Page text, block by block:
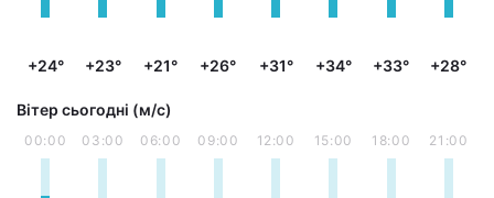
+24° +23° +21° +26° +31° +34° +33° +28°
Вітер сьогодні (м/с)
00:00 03:00 06:00 09:00 12:00 15:00 18:00 21:00